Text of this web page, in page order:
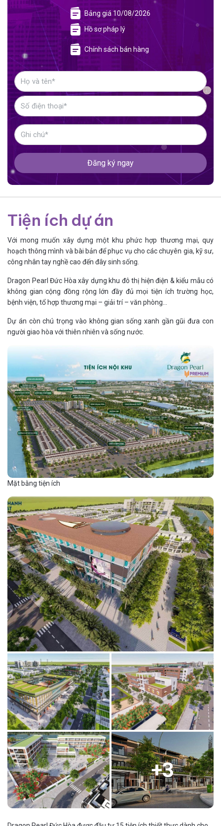
Bảng giá 10/08/2026
Hồ sơ pháp lý
Chính sách bán hàng
Đăng ký ngay
Tiện ích dự án
Với mong muốn xây dựng một khu phức hợp thương mại, quy
hoạch thông mình và bài bản để phục vụ cho các chuyên gia, kỹ sư,
công nhân tay nghề cao đến đây sinh sống.
Dragon Pearl Đức Hòa xây dựng khu đô thị hiện điện & kiểu mẫu có
không gian cộng đồng rộng lớn đầy đủ mọi tiện ích trường học,
bệnh viện, tổ hợp thương mại – giải trí – văn phòng…
Dự án còn chú trọng vào không gian sống xanh gần gũi đưa con
người giao hòa với thiên nhiên và sống nước.
Mặt bằng tiện ích
+3